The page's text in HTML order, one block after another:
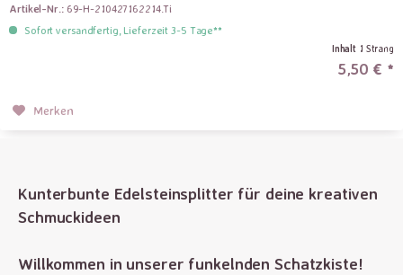
Artikel-Nr.: 69-H-210427162214.Ti
Sofort versandfertig, Lieferzeit 3-5 Tage**
Inhalt 1 Strang
5,50 € *
Merken
Kunterbunte Edelsteinsplitter für deine kreativen
Schmuckideen
Willkommen in unserer funkelnden Schatzkiste!